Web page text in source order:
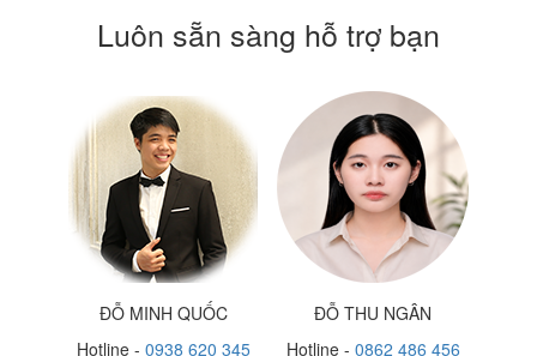
Luôn sẵn sàng hỗ trợ bạn
ĐỖ MINH QUỐC
Hotline - 0938 620 345
ĐỖ THU NGÂN
Hotline - 0862 486 456